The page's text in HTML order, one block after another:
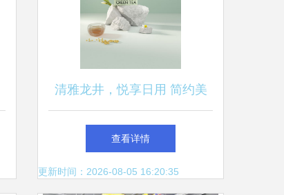
清雅龙井，悦享日用 简约美
学中的绿色生活
查看详情
更新时间：2026-08-05 16:20:35